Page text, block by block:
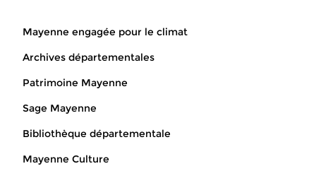
Mayenne engagée pour le climat
Archives départementales
Patrimoine Mayenne
Sage Mayenne
Bibliothèque départementale
Mayenne Culture